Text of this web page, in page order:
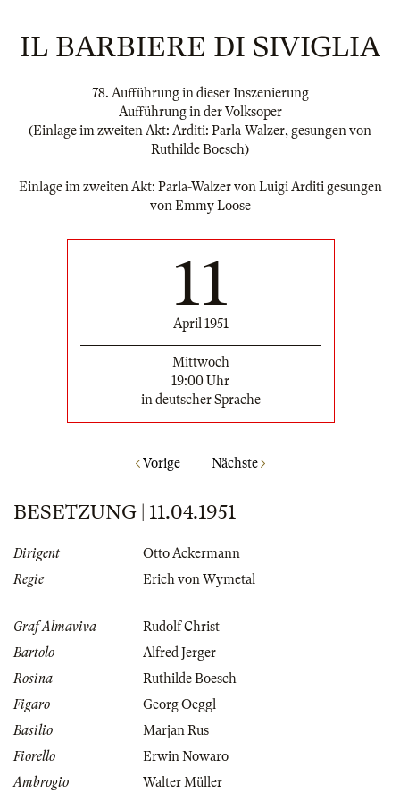
IL BARBIERE DI SIVIGLIA
78. Aufführung in dieser Inszenierung
Aufführung in der Volksoper
(Einlage im zweiten Akt: Arditi: Parla-Walzer, gesungen von
Ruthilde Boesch)
Einlage im zweiten Akt: Parla-Walzer von Luigi Arditi gesungen
von Emmy Loose
11
April 1951
Mittwoch
19:00 Uhr
in deutscher Sprache
Vorige Nächste
BESETZUNG | 11.04.1951
Dirigent
Otto Ackermann
Regie
Erich von Wymetal
Graf Almaviva
Rudolf Christ
Bartolo
Alfred Jerger
Rosina
Ruthilde Boesch
Figaro
Georg Oeggl
Basilio
Marjan Rus
Fiorello
Erwin Nowaro
Ambrogio
Walter Müller